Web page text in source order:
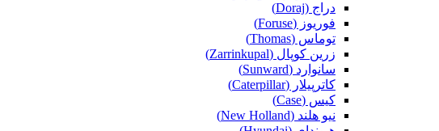
دراج (Doraj)
فوریوز (Foruse)
توماس (Thomas)
زرین کوپال (Zarrinkupal)
سانوارد (Sunward)
کاترپیلار (Caterpillar)
کیس (Case)
نیو هلند (New Holland)